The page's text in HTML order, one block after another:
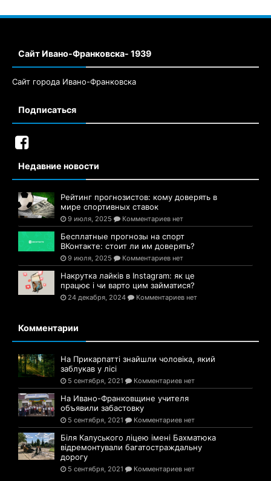
Сайт Ивано-Франковска- 1939
Сайт города Ивано-Франковска
Подписаться
Недавние новости
Рейтинг прогнозистов: кому доверять в
мире спортивных ставок
9 июля, 2025 Комментариев нет
Бесплатные прогнозы на спорт
ВКонтакте: стоит ли им доверять?
9 июля, 2025 Комментариев нет
Накрутка лайків в Instagram: як це
працює і чи варто цим займатися?
24 декабря, 2024 Комментариев нет
Комментарии
На Прикарпатті знайшли чоловіка, який
заблукав у лісі
5 сентября, 2021 Комментариев нет
На Ивано-Франковщине учителя
объявили забастовку
5 сентября, 2021 Комментариев нет
Біля Калуського ліцею імені Бахматюка
відремонтували багатостраждальну
дорогу
5 сентября, 2021 Комментариев нет